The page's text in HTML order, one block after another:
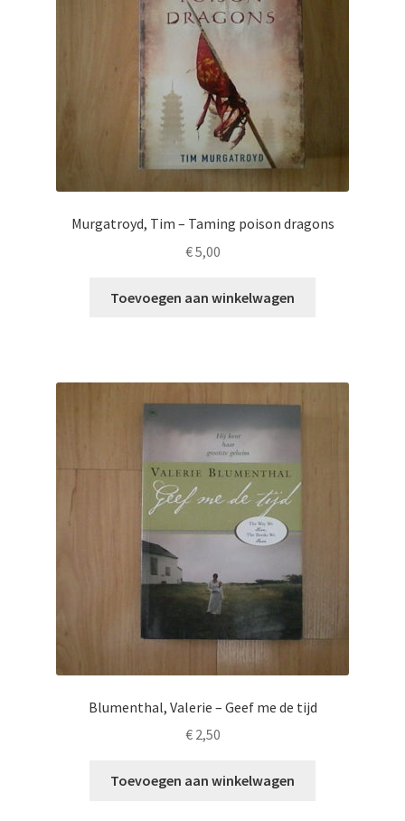
Murgatroyd, Tim – Taming poison dragons
€5,00
Toevoegen aan winkelwagen
Blumenthal, Valerie – Geef me de tijd
€2,50
Toevoegen aan winkelwagen